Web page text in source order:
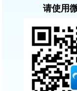
请使用